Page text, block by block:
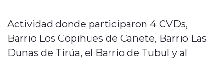
Tendencias
Internacional
Actividad donde participaron 4 CVDs,
Barrio Los Copihues de Cañete, Barrio Las
Dunas de Tirúa, el Barrio de Tubul y al